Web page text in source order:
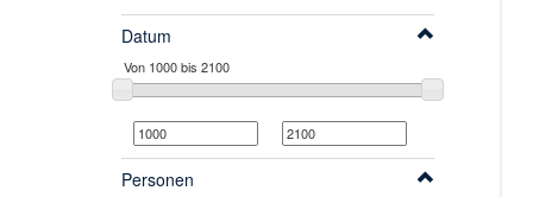
Datum
Personen